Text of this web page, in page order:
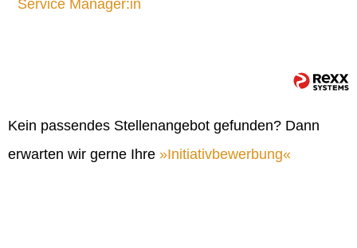
Service Manager:in
Kein passendes Stellenangebot gefunden? Dann
erwarten wir gerne Ihre
Initiativbewerbung